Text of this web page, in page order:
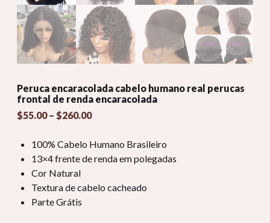
Peruca encaracolada cabelo humano real perucas
frontal de renda encaracolada
$55.00 – $260.00Faixa
preço:
$55.00
$260.00
100% Cabelo Humano Brasileiro
13×4 frente de renda em polegadas
Cor Natural
Textura de cabelo cacheado
Parte Grátis